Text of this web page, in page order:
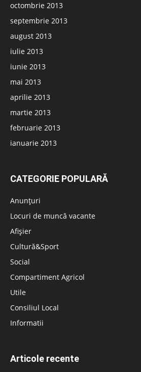
octombrie 2013
septembrie 2013
august 2013
iulie 2013
iunie 2013
mai 2013
aprilie 2013
martie 2013
februarie 2013
ianuarie 2013
CATEGORIE POPULARĂ
Anunțuri
Locuri de muncă vacante
Afișier
Cultură&Sport
Social
Compartiment Agricol
Utile
Consiliul Local
Informatii
Articole recente